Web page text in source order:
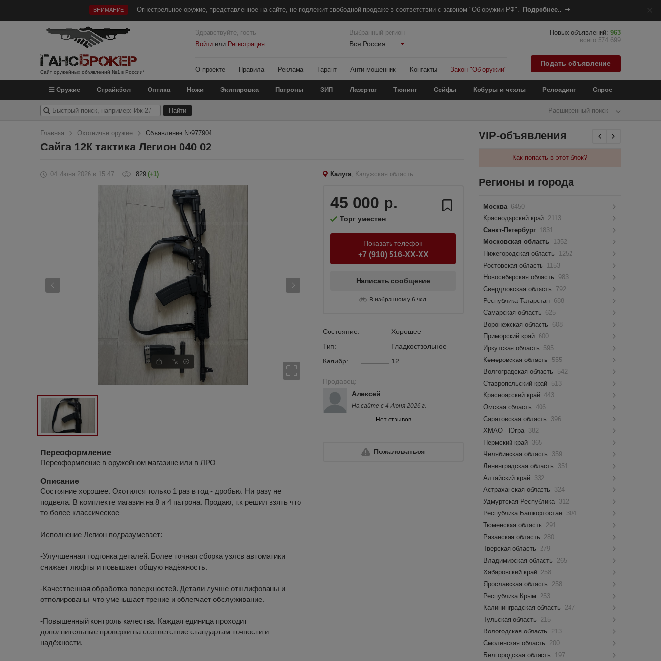
ВНИМАНИЕ Огнестрельное оружие, представленное на сайте, не подлежит свободной продаже в соответствии с законом "Об оружии РФ". Подробнее..
Сайт оружейных объявлений №1 в России*
Здравствуйте, гость
Войтиили Регистрация
Выбранный регион
Вся Россия
О проекте Правила Реклама Гарант Анти-мошенник Контакты Закон "Об оружии"
Новых объявлений: 963
всего 574 699
Подать объявление
Оружие Страйкбол Оптика Ножи Экипировка Патроны ЗИП Лазертаг Тюнинг Сейфы Кобуры и чехлы Релоадинг Спрос
Расширенный поиск
Главная Охотничье оружие Объявление №977904
Сайга 12К тактика Легион 040 02
04 Июня 2026 в 15:47 829 (+1) Калуга, Калужская область
Переоформление
Переоформление в оружейном магазине или в ЛРО
Описание
Состояние хорошее. Охотился только 1 раз в год - дробью. Ни разу не
подвела. В комплекте магазин на 8 и 4 патрона. Продаю, т.к решил взять что
то более классическое.
Исполнение Легион подразумевает:
-Улучшенная подгонка деталей. Более точная сборка узлов автоматики
снижает люфты и повышает общую надёжность.
-Качественная обработка поверхностей. Детали лучше отшлифованы и
отполированы, что уменьшает трение и облегчает обслуживание.
-Повышенный контроль качества. Каждая единица проходит
дополнительные проверки на соответствие стандартам точности и
надёжности.
45 000 р.
Торг уместен
Показать телефон
+7 (910) 516-XX-XX
Написать сообщение
В избранном у 6 чел.
Состояние:
Хорошее
Тип:
Гладкоствольное
Калибр:
12
Продавец:
Алексей
На сайте с 4 Июня 2026 г.
Нет отзывов
Пожаловаться
VIP-объявления
Как попасть в этот блок?
Регионы и города
Москва 6450
Краснодарский край 2113
Санкт-Петербург 1831
Московская область 1352
Нижегородская область
1252
Ростовская область
1153
Новосибирская область
983
Свердловская область
792
Республика Татарстан 688
Самарская область
625
Воронежская область
608
Приморский край 600
Иркутская область
595
Кемеровская область
555
Волгоградская область
542
Ставропольский край 513
Красноярский край 443
Омская область
406
Саратовская область
396
ХМАО - Югра 382
Пермский край 365
Челябинская область
359
Ленинградская область
351
Алтайский край 332
Астраханская область
324
Удмуртская Республика 312
Республика Башкортостан 304
Тюменская область
291
Рязанская область
280
Тверская область
279
Владимирская область
265
Хабаровский край 258
Ярославская область
258
Республика Крым
253
Калининградская область
247
Тульская область
215
Вологодская область
213
Смоленская область
200
Белгородская область
197